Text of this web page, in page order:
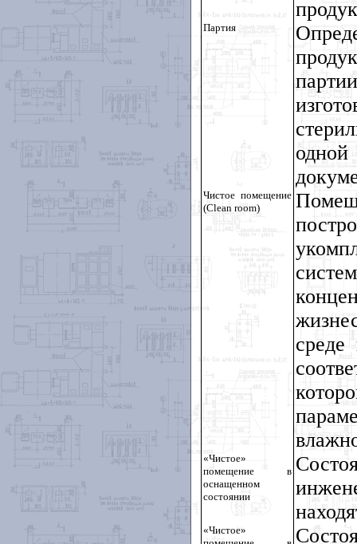
Партия
Чистое помещение
(Clean room)
«Чистое»
помещение в
оснащенном
состоянии
«Чистое»